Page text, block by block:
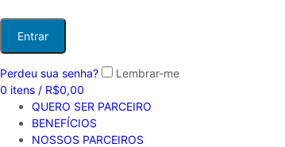
Entrar
Perdeu sua senha?
Lembrar-me
0 itens / R$0,00
QUERO SER PARCEIRO
BENEFÍCIOS
NOSSOS PARCEIROS